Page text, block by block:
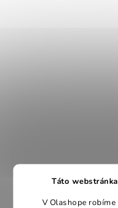
Táto
V Olashope